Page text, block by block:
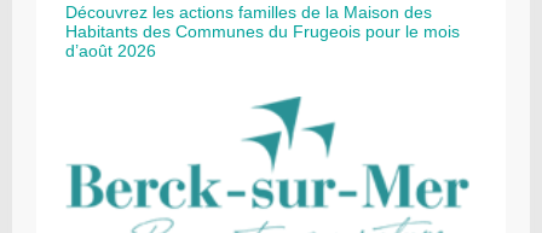
Découvrez les actions familles de la Maison des
Habitants des Communes du Frugeois pour le mois
d’août 2026